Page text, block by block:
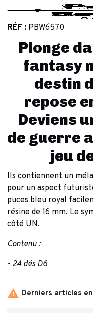
RÉF : PBW6570
Plonge
fantasy
destin
repose
Deviens
de guerre
jeu
Ils contiennent un
pour un aspect
puces bleu royal
résine de 16 mm. Le
côté UN.
Contenu :
- 24 dés D6
 Derniers articles